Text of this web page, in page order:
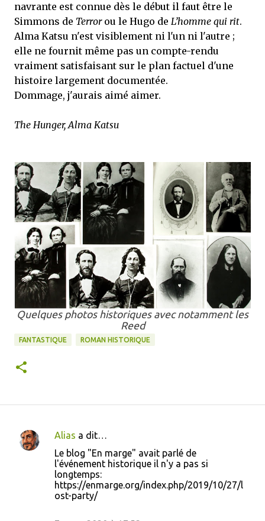
navrante est connue dès le début il faut être le
Simmons de Terrorou le Hugo de L’homme qui rit.
Alma Katsu n'est visiblement ni l'un ni l'autre ;
elle ne fournit même pas un compte-rendu
vraiment satisfaisant sur le plan factuel d'une
histoire largement documentée.
Dommage, j'aurais aimé aimer.
The Hunger, Alma Katsu
Quelques photos historiques avec notamment les
Reed
FANTASTIQUE ROMAN HISTORIQUE
C
Alias a dit…
Le blog "En marge" avait parlé de
l'événement historique il n'y a pas si
longtemps:
https://enmarge.org/index.php/2019/10/27/l
ost-party/